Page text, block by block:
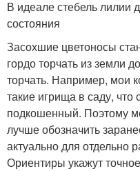
В идеале стебель лилии
состояния
Засохшие цветоносы
гордо торчать из земли
торчать. Например, мои
такие игрища в саду, что
подкошенный. Поэтому
лучше обозначить
актуально для отдельно
Ориентиры укажут